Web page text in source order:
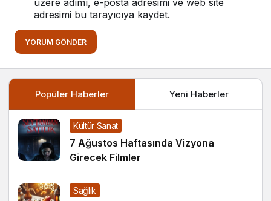
üzere adımı, e-posta adresimi ve web site
adresimi bu tarayıcıya kaydet.
YORUM GÖNDER
Popüler Haberler Yeni Haberler
Kültür Sanat
7 Ağustos Haftasında Vizyona
Girecek Filmler
Sağlık